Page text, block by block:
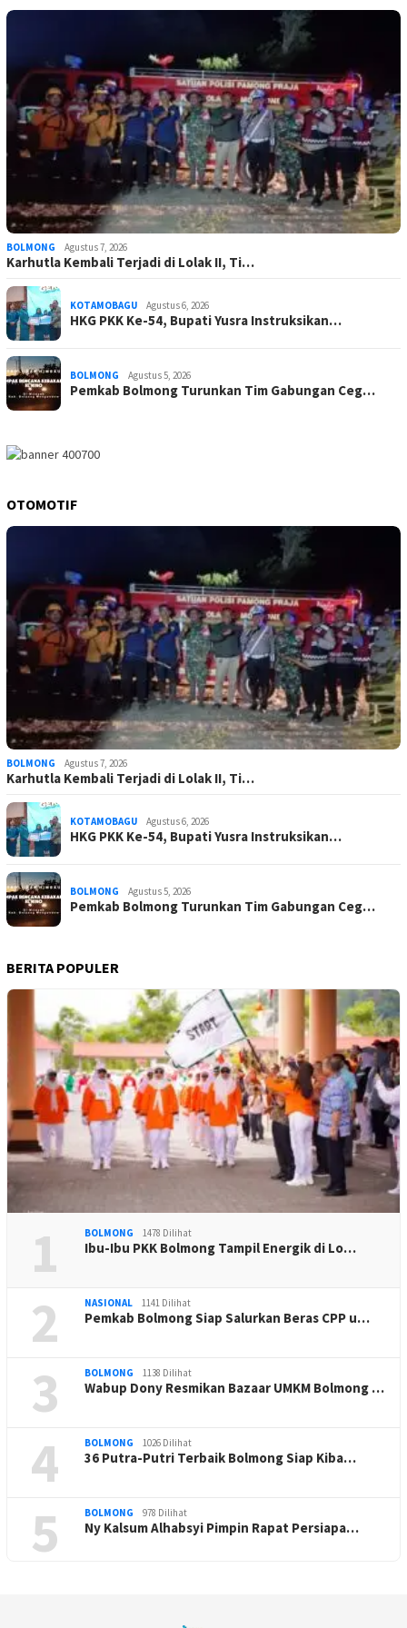
BOLMONG Agustus 7, 2026
Karhutla Kembali Terjadi di Lolak II, Ti…
KOTAMOBAGU Agustus 6, 2026
HKG PKK Ke-54, Bupati Yusra Instruksikan…
BOLMONG Agustus 5, 2026
Pemkab Bolmong Turunkan Tim Gabungan Ceg…
OTOMOTIF
BOLMONG Agustus 7, 2026
Karhutla Kembali Terjadi di Lolak II, Ti…
KOTAMOBAGU Agustus 6, 2026
HKG PKK Ke-54, Bupati Yusra Instruksikan…
BOLMONG Agustus 5, 2026
Pemkab Bolmong Turunkan Tim Gabungan Ceg…
BERITA POPULER
1 BOLMONG 1478 Dilihat
Ibu-Ibu PKK Bolmong Tampil Energik di Lo…
2 NASIONAL 1141 Dilihat
Pemkab Bolmong Siap Salurkan Beras CPP u…
3 BOLMONG 1138 Dilihat
Wabup Dony Resmikan Bazaar UMKM Bolmong …
4 BOLMONG 1026 Dilihat
36 Putra-Putri Terbaik Bolmong Siap Kiba…
5 BOLMONG 978 Dilihat
Ny Kalsum Alhabsyi Pimpin Rapat Persiapa…